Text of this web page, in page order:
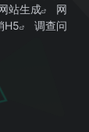
站生成
网
H5
调查问